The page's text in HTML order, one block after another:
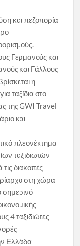
και πεζοπορία
Γερμανούς και
και Γάλλους
η
ταξίδια στο
της GWI Travel
και
πλεονέκτημα
ταξιδιωτών
διακοπές
στη χώρα
σημερινό
4 ταξιδιώτες
Ελλάδα